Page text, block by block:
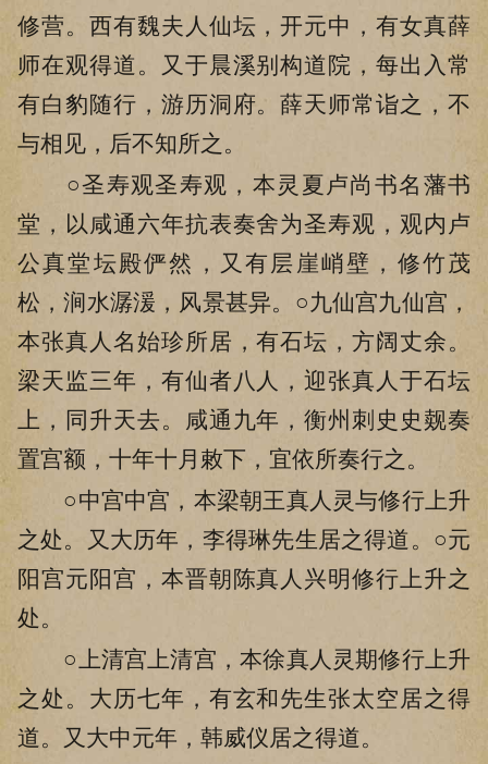
修营。西有魏夫人仙坛，开元中，有女真薛
师在观得道。又于晨溪别构道院，每出入常
有白豹随行，游历洞府。薛天师常诣之，不
与相见，后不知所之。
○圣寿观圣寿观，本灵夏卢尚书名藩书
堂，以咸通六年抗表奏舍为圣寿观，观内卢
公真堂坛殿俨然，又有层崖峭壁，修竹茂
松，涧水潺湲，风景甚异。○九仙宫九仙宫，
本张真人名始珍所居，有石坛，方阔丈余。
梁天监三年，有仙者八人，迎张真人于石坛
上，同升天去。咸通九年，衡州刺史史觌奏
置宫额，十年十月敕下，宜依所奏行之。
○中宫中宫，本梁朝王真人灵与修行上升
之处。又大历年，李得琳先生居之得道。○元
阳宫元阳宫，本晋朝陈真人兴明修行上升之
处。
○上清宫上清宫，本徐真人灵期修行上升
之处。大历七年，有玄和先生张太空居之得
道。又大中元年，韩威仪居之得道。